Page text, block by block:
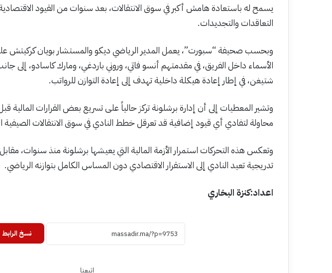
يسمح له باستعادة هامش أكبر في سوق الانتقالات، بعد سنوات من القيود
التعاقدات والتجديدات.
وبحسب صحيفة “سبورت”، يعمل المدير الرياضي ديكو والمستشار بويان
الأسماء داخل الفريق، في مقدمتهم أنسو فاتي، وروني باردغي، ومارك كاسادو، إلى
شتيغن، في إطار إعادة هيكلة داخلية تهدف إلى إعادة التوازن للرواتب.
وتشير المعطيات إلى أن إدارة برشلونة تركز حالياً على تسريع بعض القرارات المالية
محاولة لتفادي أي قيود إضافية قد تعرقل خطط النادي في سوق الانتقالات الصيفية
وتعكس هذه التحركات استمرار الأزمة المالية التي يعيشها برشلونة منذ سنوات،
تدريجية تعيد النادي إلى الاستقرار الاقتصادي دون المساس الكامل بتوازنه الرياضي.
اعداد:كنزة البخاري
نسخ الرابط
إتبعنا